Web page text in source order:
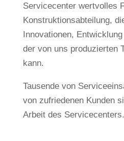
Servicecenter wertvolles
Konstruktionsabteilung,
Innovationen,
der von uns produzierten
kann.
Tausende von
von zufriedenen Kunden
Arbeit des Servicecenters.